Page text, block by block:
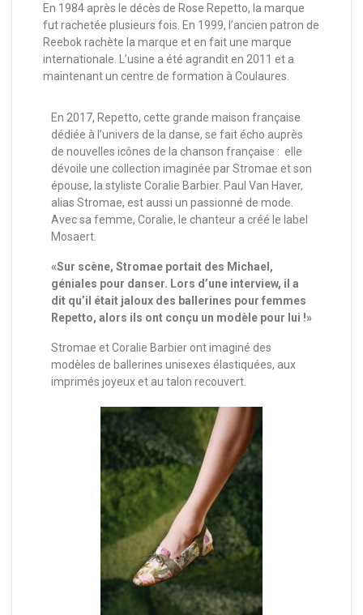
En 1984 après le décès de Rose Repetto, la marque
fut rachetée plusieurs fois. En 1999, l’ancien patron de
Reebok rachète la marque et en fait une marque
internationale. L’usine a été agrandit en 2011 et a
maintenant un centre de formation à Coulaures.
En 2017, Repetto, cette grande maison française
dédiée à l’univers de la danse, se fait écho auprès
de nouvelles icônes de la chanson française : elle
dévoile une collection imaginée par Stromae et son
épouse, la styliste Coralie Barbier. Paul Van Haver,
alias Stromae, est aussi un passionné de mode.
Avec sa femme, Coralie, le chanteur a créé le label
Mosaert.
«Sur scène, Stromae portait des Michael,
géniales pour danser. Lors d’une interview, il a
dit qu’il était jaloux des ballerines pour femmes
Repetto, alors ils ont conçu un modèle pour lui !»
Stromae et Coralie Barbier ont imaginé des
modèles de ballerines unisexes élastiquées, aux
imprimés joyeux et au talon recouvert.